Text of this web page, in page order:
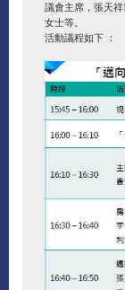
議會主席，張天
女士等。
活動議程如下 ：